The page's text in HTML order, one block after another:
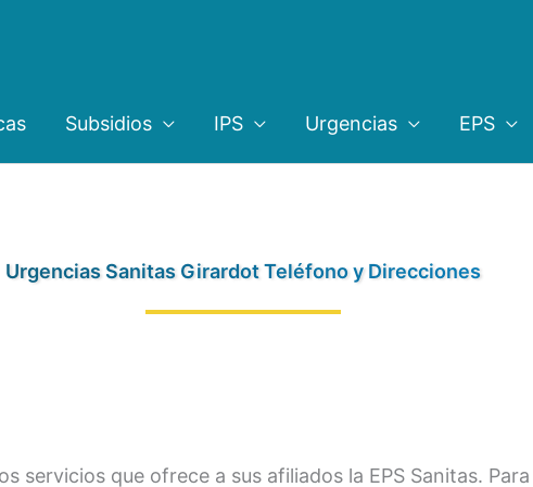
Subsidios IPS Urgencias EPS
Urgencias Sanitas Girardot Teléfono y Direcciones
servicios que ofrece a sus afiliados la EPS Sanitas.